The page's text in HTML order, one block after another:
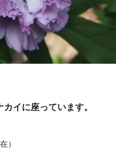
カイに座っています。
）